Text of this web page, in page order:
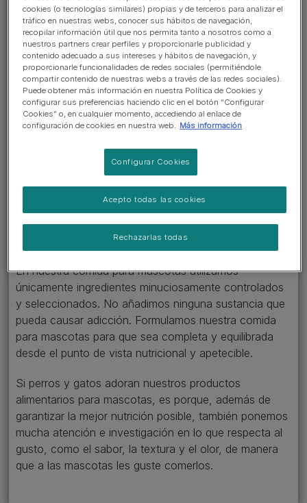
INGREDIENTES
Ir a la sección >
¿Es cierto que la comida para
No, en absoluto. En nuestros productos alimentarios
para mascotas nunca utilizamos fármacos, y está
prohibido por las estrictas leyes que rigen la
fabricación de comida para mascotas.
En nuestra comida para mascotas utilizamos
únicamente ingredientes minuciosamente controlados
y seleccionados. No añadimos ninguna sustancia que
pueda causar adicción. Formulamos nuestra comida
para mascotas para que sea completa y equilibrada
desde el punto de vista nutricional y apetecible.
Si perros y gatos adoran nuestros productos
alimentarios para mascotas, es porque, además de
garantizar la mejor nutrición posible, también ponemos
mucha atención e investigación en lo que respecta al
gusto, como el sabor, la textura y el olor, de manera
que a las mascotas les guste comerlos.
cookies (o tecnologías similares) propias y de terceros para analizar el
tráfico en nuestras webs, conocer sus hábitos de navegación,
recopilar información útil que nos permita tanto a nosotros como a
nuestros partners crear perfiles y proporcionarle publicidad y
contenido adecuado a sus intereses y hábitos de navegación, y
proporcionarle funcionalidades de redes sociales (permitiéndole
compartir contenido de nuestras webs a través de las redes sociales).
Puede obtener más información en nuestra Política de Cookies y
configurar sus preferencias haciendo clic en el botón “Configurar
Cookies” o, en cualquier momento, accediendo al enlace de
configuración de cookies en nuestra web.
Más información
Configurar Cookies
Rechazarlas todas
Acepto todas las cookies